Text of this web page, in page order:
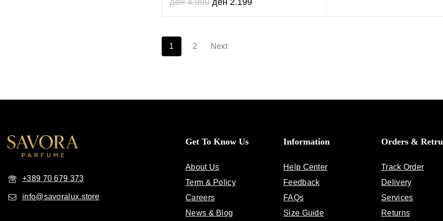
out of 5
1 2 Next
+389 70 679 373
info@savoralux.store
Get To Know Us
About Us
Term & Policy
Careers
News & Blog
Information
Help Center
Feedback
FAQs
Size Guide
Orders &
Track Order
Delivery
Services
Returns